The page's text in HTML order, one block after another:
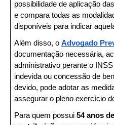
possibilidade de aplicação
e compara todas as
disponíveis para indicar
Além disso, o Advogado
documentação necessária,
administrativo perante o
indevida ou concessão de
devido, pode adotar as
assegurar o pleno exercício
Para quem possui 54 anos